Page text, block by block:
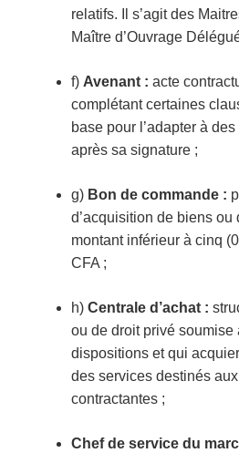
relatifs. Il s’agit des
Maître d’Ouvrage
f) Avenant : acte
complétant certaines
base pour l’adapter à
après sa signature ;
g) Bon de commande :
d’acquisition de biens ou
montant inférieur à cinq
CFA ;
h) Centrale d’achat :
ou de droit privé soumise
dispositions et qui
des services destinés
contractantes ;
Chef de service du